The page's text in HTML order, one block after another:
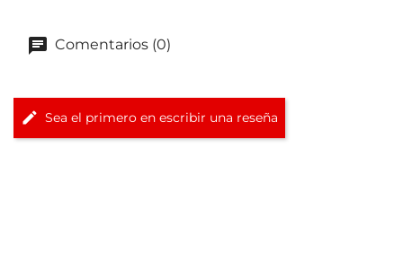
Comentarios (0)
Sea el primero en escribir una reseña